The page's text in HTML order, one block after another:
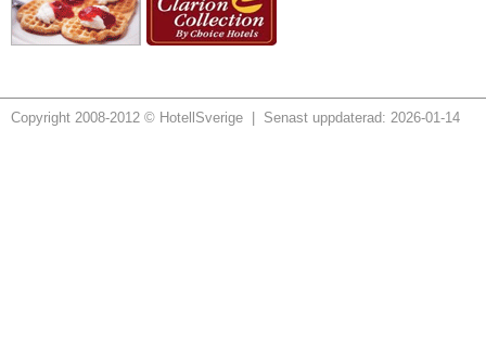
Copyright 2008-2012 © HotellSverige | Senast uppdaterad: 2026-01-14